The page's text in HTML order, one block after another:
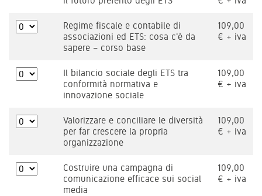
Regime fiscale e contabile di
associazioni ed ETS: cosa c'è da
sapere – corso base
109,00
€ + iva
Il bilancio sociale degli ETS tra
conformità normativa e
innovazione sociale
109,00
€ + iva
Valorizzare e conciliare le diversità
per far crescere la propria
organizzazione
109,00
€ + iva
Costruire una campagna di
comunicazione efficace sui social
media
109,00
€ + iva